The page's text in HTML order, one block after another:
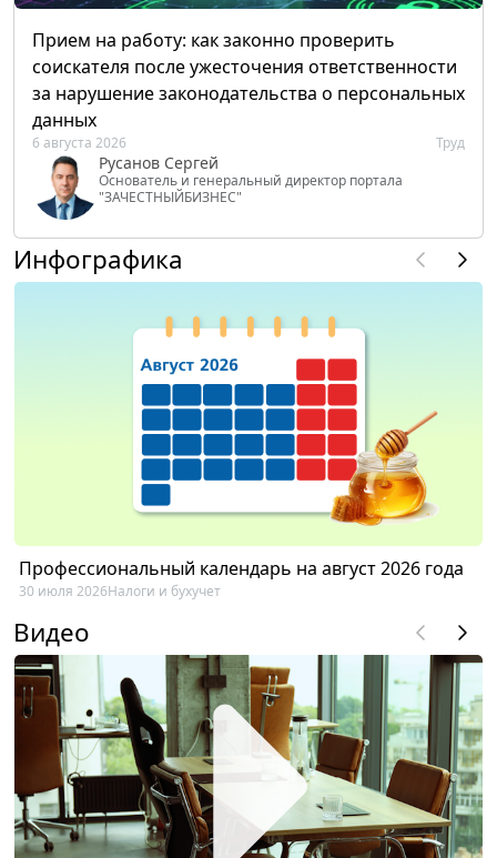
Прием на работу: как законно проверить
соискателя после ужесточения ответственности
за нарушение законодательства о персональных
данных
6 августа 2026 Труд
Русанов Сергей
Основатель и генеральный директор портала
"ЗАЧЕСТНЫЙБИЗНЕС"
Инфографика
Профессиональный календарь на август 2026 года
30 июля 2026Налоги и бухучет
Видео